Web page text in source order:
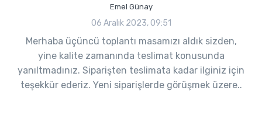
Emel Günay
06 Aralık 2023, 09:51
Merhaba üçüncü toplantı masamızı aldık sizden,
yine kalite zamanında teslimat konusunda
yanıltmadınız. Siparişten teslimata kadar ilginiz için
teşekkür ederiz. Yeni siparişlerde görüşmek üzere..